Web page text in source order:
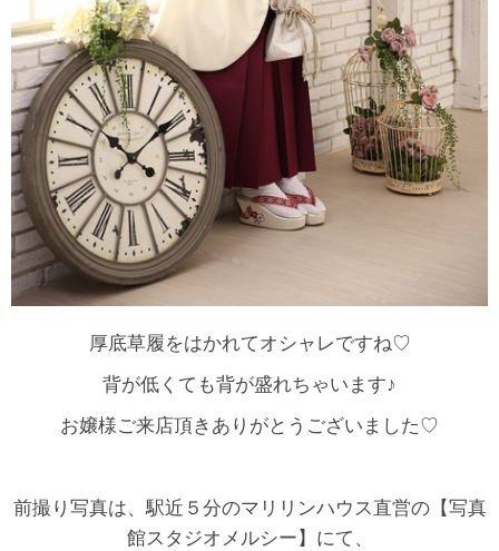
厚底草履をはかれてオシャレですね♡
背が低くても背が盛れちゃいます♪
お嬢様ご来店頂きありがとうございました♡
前撮り写真は、駅近５分のマリリンハウス直営の【写真
館スタジオメルシー】にて、